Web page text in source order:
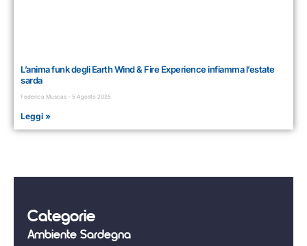
L’anima funk degli Earth Wind & Fire Experience infiamma l’estate
sarda
Federica Muscas 5 Agosto 2025
Leggi »
Categorie
Ambiente Sardegna